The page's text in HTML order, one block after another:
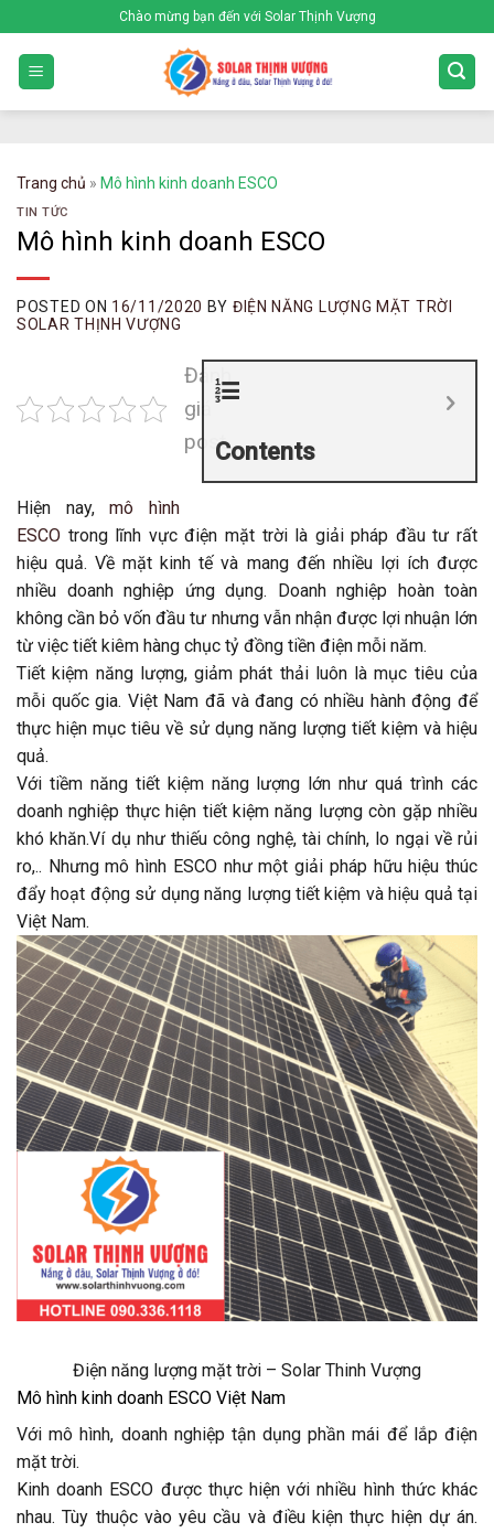
to
content
Chào mừng bạn đến với Solar Thịnh Vượng
Trang chủ » Mô hình kinh doanh ESCO
TIN TỨC
Mô hình kinh doanh ESCO
POSTED ON 16/11/2020 BY ĐIỆN NĂNG LƯỢNG MẶT TRỜI
SOLAR THỊNH VƯỢNG
Contents
Đánh
giá
post
Hiện nay,mô hình
ESCO trong lĩnh vực điện mặt trời là giải pháp đầu tư rất
hiệu quả. Về mặt kinh tế và mang đến nhiều lợi ích được
nhiều doanh nghiệp ứng dụng. Doanh nghiệp hoàn toàn
không cần bỏ vốn đầu tư nhưng vẫn nhận được lợi nhuận lớn
từ việc tiết kiêm hàng chục tỷ đồng tiền điện mỗi năm.
Tiết kiệm năng lượng, giảm phát thải luôn là mục tiêu của
mỗi quốc gia. Việt Nam đã và đang có nhiều hành động để
thực hiện mục tiêu về sử dụng năng lượng tiết kiệm và hiệu
quả.
Với tiềm năng tiết kiệm năng lượng lớn như quá trình các
doanh nghiệp thực hiện tiết kiệm năng lượng còn gặp nhiều
khó khăn.Ví dụ như thiếu công nghệ, tài chính, lo ngại về rủi
ro,.. Nhưng mô hình ESCO như một giải pháp hữu hiệu thúc
đẩy hoạt động sử dụng năng lượng tiết kiệm và hiệu quả tại
Việt Nam.
Điện năng lượng mặt trời – Solar Thinh Vượng
Mô hình kinh doanh ESCO Việt Nam
Với mô hình, doanh nghiệp tận dụng phần mái để lắp điện
mặt trời.
Kinh doanh ESCO được thực hiện với nhiều hình thức khác
nhau. Tùy thuộc vào yêu cầu và điều kiện thực hiện dự án.